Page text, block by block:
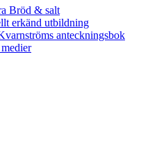
Bröd & salt
erkänd utbildning
anteckningsbok